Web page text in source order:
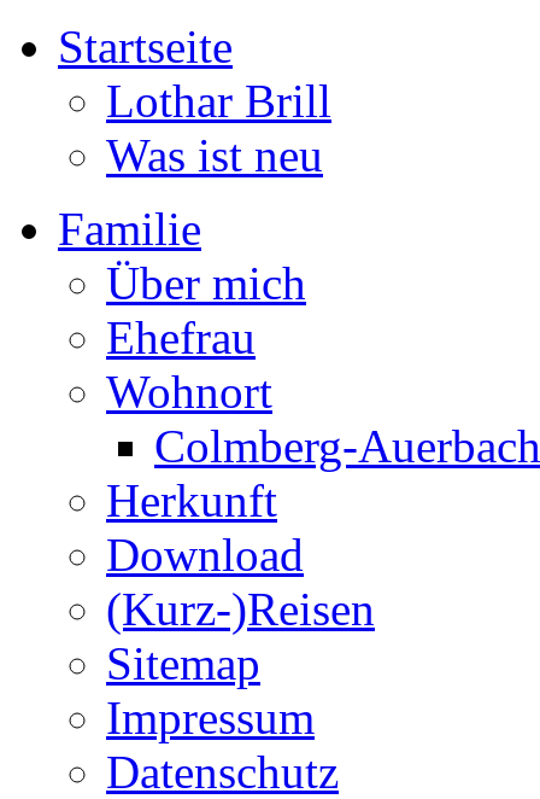
Startseite
Lothar Brill
Was ist neu
Familie
Über mich
Ehefrau
Wohnort
Colmberg-Auerbach
Herkunft
Download
(Kurz-)Reisen
Sitemap
Impressum
Datenschutz